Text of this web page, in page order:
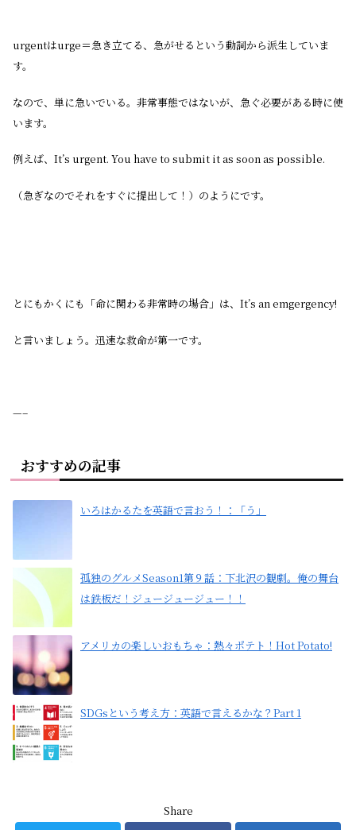
urgentはurge＝急き立てる、急がせるという動詞から派生していま
す。
なので、単に急いでいる。非常事態ではないが、急ぐ必要がある時に使
います。
例えば、It’s urgent. You have to submit it as soon as possible.
（急ぎなのでそれをすぐに提出して！）のようにです。
とにもかくにも「命に関わる非常時の場合」は、It’s an emgergency!
と言いましょう。迅速な救命が第一です。
—–
おすすめの記事
いろはかるたを英語で言おう！：「う」
孤独のグルメSeason1第９話：下北沢の観劇。俺の舞台
は鉄板だ！ジュージュージュー！！
アメリカの楽しいおもちゃ：熱々ポテト！Hot Potato!
SDGsという考え方：英語で言えるかな？Part 1
Share